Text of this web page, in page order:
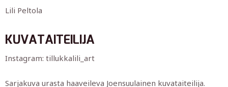
Lili Peltola
KUVATAITEILIJA
Instagram: tillukkalili_art
Sarjakuva urasta haaveileva Joensuulainen kuvataiteilija.